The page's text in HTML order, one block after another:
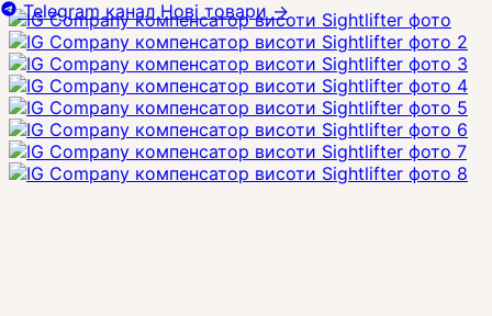
Telegram канал Нові товари→